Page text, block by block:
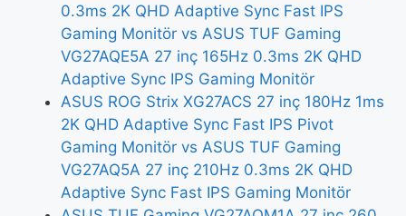
0.3ms 2K QHD Adaptive Sync Fast IPS
Gaming Monitör vs ASUS TUF Gaming
VG27AQE5A 27 inç 165Hz 0.3ms 2K QHD
Adaptive Sync IPS Gaming Monitör
ASUS ROG Strix XG27ACS 27 inç 180Hz 1ms
2K QHD Adaptive Sync Fast IPS Pivot
Gaming Monitör vs ASUS TUF Gaming
VG27AQ5A 27 inç 210Hz 0.3ms 2K QHD
Adaptive Sync Fast IPS Gaming Monitör